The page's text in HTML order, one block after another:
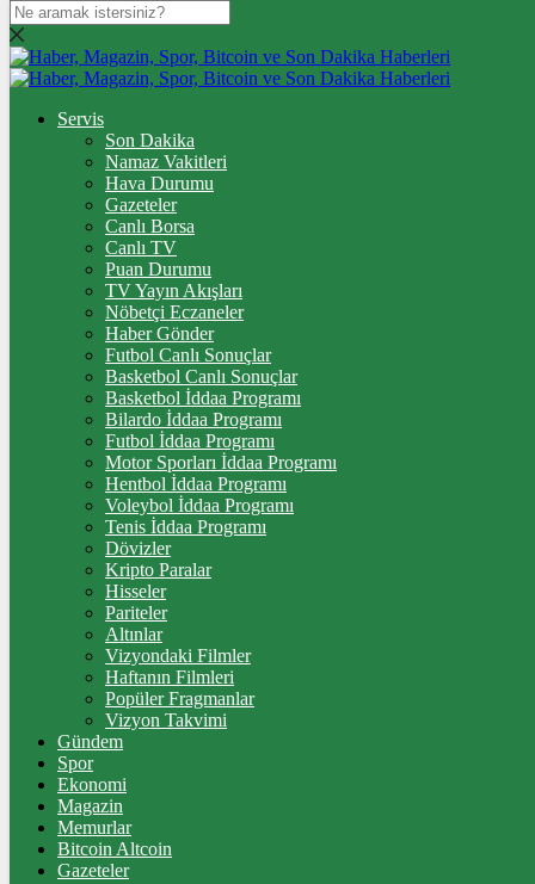
DOLAR
47,7436$% 0.18
% 0.32
STERLİN
% 0.38
GRAM ALTIN
%2,59
ÇEYREK ALTIN
10.903,00%2,54
TAM ALTIN
43.427,00%2,54
%2,39
%-0,14
%-0.2
LİTECOİN
2203.36Ł%1.6
ETHEREUM
91242 Ξ%0
Servis
Son Dakika
Namaz Vakitleri
Hava Durumu
Gazeteler
Canlı Borsa
Canlı TV
Puan Durumu
TV Yayın Akışları
Nöbetçi Eczaneler
Haber Gönder
Futbol Canlı Sonuçlar
Basketbol Canlı Sonuçlar
Basketbol İddaa Programı
Bilardo İddaa Programı
Futbol İddaa Programı
Motor Sporları İddaa Programı
Hentbol İddaa Programı
Voleybol İddaa Programı
Tenis İddaa Programı
Dövizler
Kripto Paralar
Hisseler
Pariteler
Altınlar
Vizyondaki Filmler
Haftanın Filmleri
Popüler Fragmanlar
Vizyon Takvimi
Gündem
Spor
Ekonomi
Magazin
Memurlar
Bitcoin Altcoin
Gazeteler